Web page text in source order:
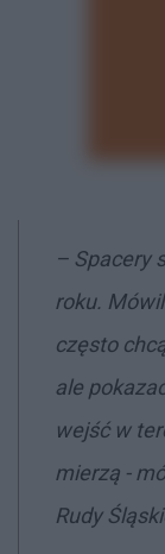
– Spacery
roku.
często
ale
wejść w
mierzą -
Rudy